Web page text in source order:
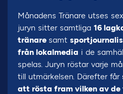
Månadens Tränare utses
juryn sitter samtliga 16
tränare samt
från lokalmedia i de
spelas. Juryn röstar varje
till utmärkelsen. Därefter får
att rösta fram vilken av